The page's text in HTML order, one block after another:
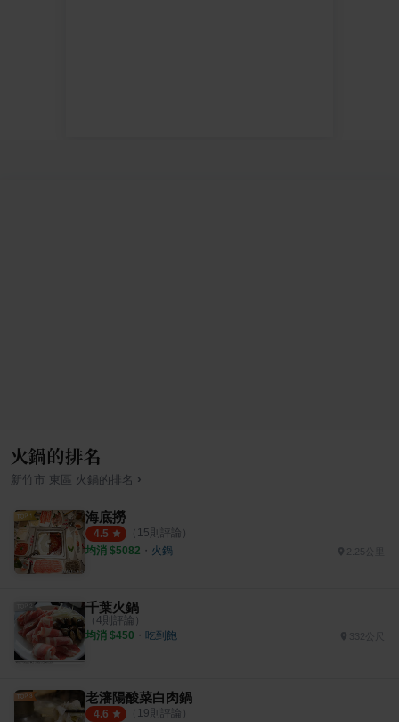
火鍋的排名
新竹市 東區 火鍋 的排名 ›
海底撈
4.5 （ 15則評論）
均消 $5082 ・ 火鍋 2.25公里
千葉火鍋
（ 4則評論）
均消 $450 ・ 吃到飽
老瀋陽酸菜白肉鍋
4.6 （ 19則評論）